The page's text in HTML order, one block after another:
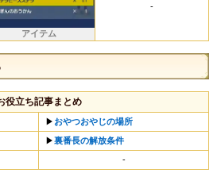
アイテム
-
役立ち記事まとめ
▶ おやつおやじの場所
▶︎裏番長の解放条件
-